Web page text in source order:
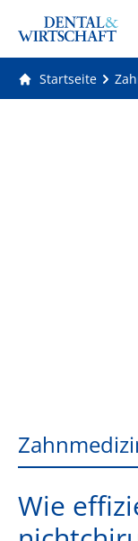
Startseite
Wie